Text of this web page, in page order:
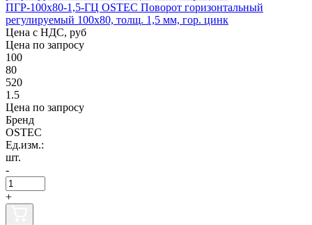
ПГР-100х80-1,5-ГЦ OSTEC Поворот горизонтальный
регулируемый 100х80, толщ. 1,5 мм, гор. цинк
Цена с НДС, руб
Цена по запросу
100
80
520
1.5
Цена по запросу
Бренд
OSTEC
Ед.изм.:
шт.
-
+